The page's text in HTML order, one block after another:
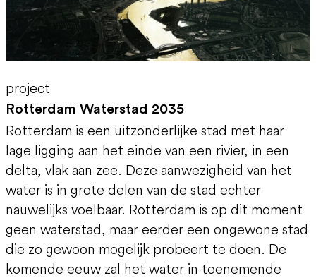
project
Rotterdam Waterstad 2035
Rotterdam is een uitzonderlijke stad met haar
lage ligging aan het einde van een rivier, in een
delta, vlak aan zee. Deze aanwezigheid van het
water is in grote delen van de stad echter
nauwelijks voelbaar. Rotterdam is op dit moment
geen waterstad, maar eerder een ongewone stad
die zo gewoon mogelijk probeert te doen. De
komende eeuw zal het water in toenemende